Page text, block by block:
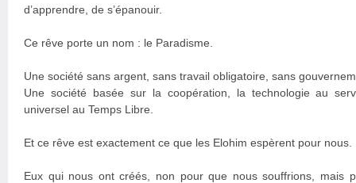
d’apprendre, de s’épanouir.
Ce rêve porte un nom : le Paradisme.
Une société sans argent, sans travail obligatoire, sans
Une société basée sur la coopération, la technologie au
universel au Temps Libre.
Et ce rêve est exactement ce que les Elohim espèrent pour nous.
Eux qui nous ont créés, non pour que nous souffrions, mais